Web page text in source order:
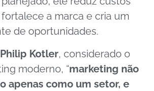
a marca e cria um
de oportunidades.
Philip Kotler, considerado o
moderno, “marketing não
apenas como um setor, e